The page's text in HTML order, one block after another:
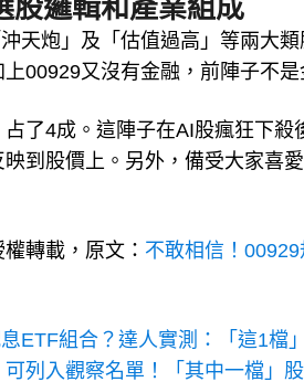
股邏輯和產業組成
天炮」及「估值過高」等兩大
00929又沒有金融，前陣子不
了4成。這陣子在AI股瘋狂下
到股價上。另外，備受大家喜
權轉載，原文： 不敢相信！00929
ETF組合？達人實測：「這1檔
列入觀察名單！「其中一檔」